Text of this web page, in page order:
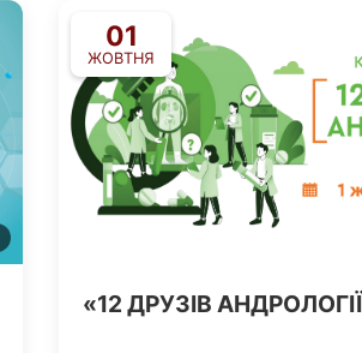
01
ЖОВТНЯ
«12 ДРУЗІВ